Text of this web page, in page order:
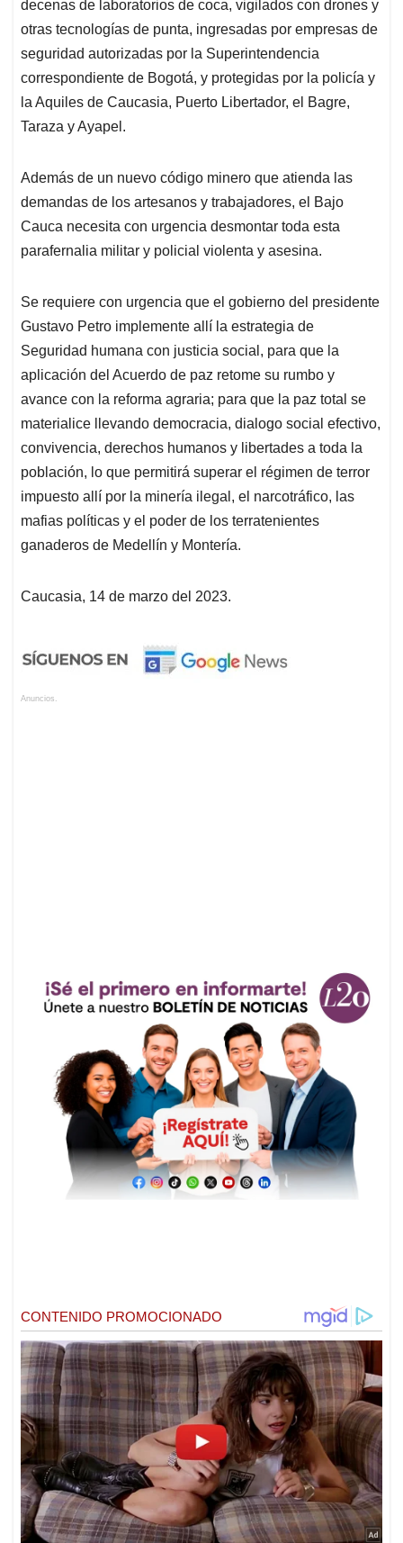
decenas de laboratorios de coca, vigilados con drones y
otras tecnologías de punta, ingresadas por empresas de
seguridad autorizadas por la Superintendencia
correspondiente de Bogotá, y protegidas por la policía y
la Aquiles de Caucasia, Puerto Libertador, el Bagre,
Taraza y Ayapel.
Además de un nuevo código minero que atienda las
demandas de los artesanos y trabajadores, el Bajo
Cauca necesita con urgencia desmontar toda esta
parafernalia militar y policial violenta y asesina.
Se requiere con urgencia que el gobierno del presidente
Gustavo Petro implemente allí la estrategia de
Seguridad humana con justicia social, para que la
aplicación del Acuerdo de paz retome su rumbo y
avance con la reforma agraria; para que la paz total se
materialice llevando democracia, dialogo social efectivo,
convivencia, derechos humanos y libertades a toda la
población, lo que permitirá superar el régimen de terror
impuesto allí por la minería ilegal, el narcotráfico, las
mafias políticas y el poder de los terratenientes
ganaderos de Medellín y Montería.
Caucasia, 14 de marzo del 2023.
Anuncios.